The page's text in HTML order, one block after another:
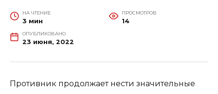
НА ЧТЕНИЕ
3 мин
ПРОСМОТРОВ
14
ОПУБЛИКОВАНО
23 июня, 2022
Противник продолжает нести значительные